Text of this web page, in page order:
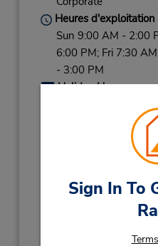
Sign In To
Heures d'exploitation
Sun 9:00 AM - 2:00
6:00 PM; Fri 7:30
- 3:00 PM
Holiday Hours:
CHRISTMAS EVE
Succursale avec
Obtenir